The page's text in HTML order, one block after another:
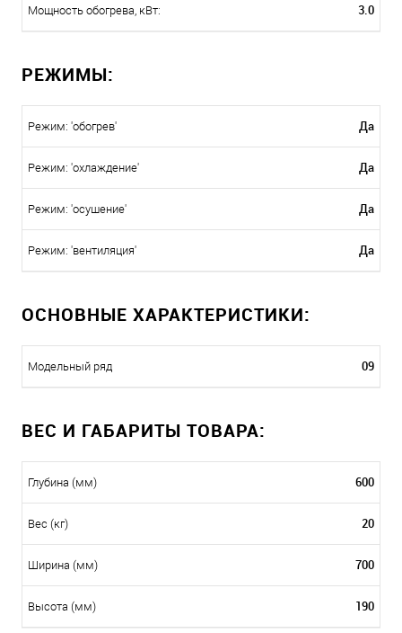
Мощность обогрева, кВт: 3.0
РЕЖИМЫ:
Режим: 'обогрев' Да
Режим: 'охлаждение' Да
Режим: 'осушение' Да
Режим: 'вентиляция' Да
ОСНОВНЫЕ ХАРАКТЕРИСТИКИ:
Модельный ряд 09
ВЕС И ГАБАРИТЫ ТОВАРА:
Глубина (мм) 600
Вес (кг) 20
Ширина (мм) 700
Высота (мм) 190